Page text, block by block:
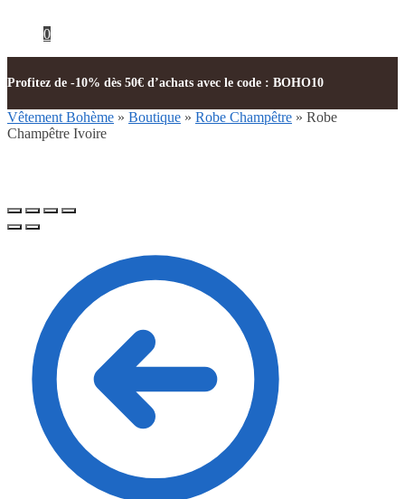
0
Profitez de -10% dès 50€ d’achats avec le code : BOHO10
Vêtement Bohème » Boutique » Robe Champêtre » Robe
Champêtre Ivoire